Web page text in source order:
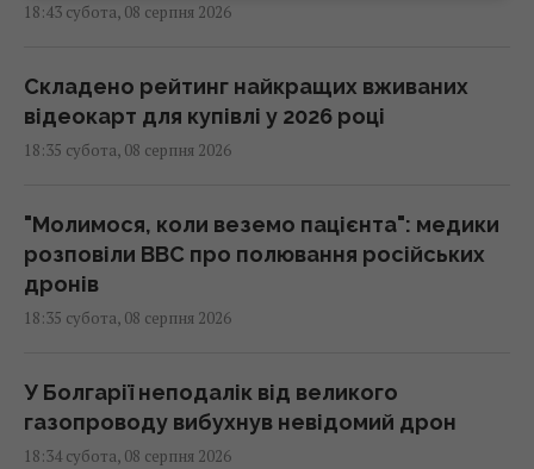
18:43 субота, 08 серпня 2026
Складено рейтинг найкращих вживаних
відеокарт для купівлі у 2026 році
18:35 субота, 08 серпня 2026
"Молимося, коли веземо пацієнта": медики
розповіли BBC про полювання російських
дронів
18:35 субота, 08 серпня 2026
У Болгарії неподалік від великого
газопроводу вибухнув невідомий дрон
18:34 субота, 08 серпня 2026